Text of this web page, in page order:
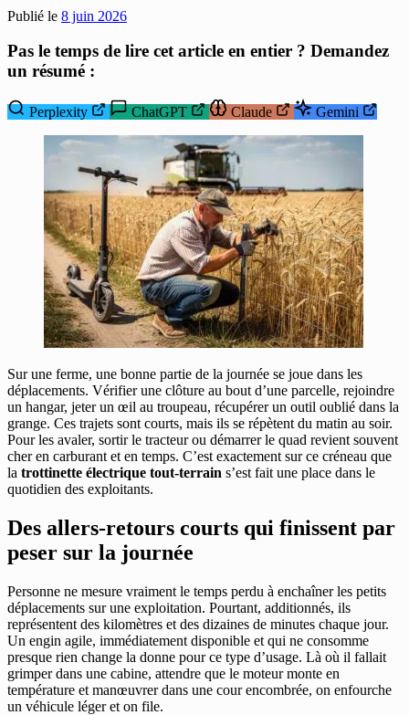
Publié le 8 juin 2026
Pas le temps de lire cet article en entier ? Demandez
un résumé :
Perplexity ChatGPT Claude Gemini
Sur une ferme, une bonne partie de la journée se joue dans les
déplacements. Vérifier une clôture au bout d’une parcelle, rejoindre
un hangar, jeter un œil au troupeau, récupérer un outil oublié dans la
grange. Ces trajets sont courts, mais ils se répètent du matin au soir.
Pour les avaler, sortir le tracteur ou démarrer le quad revient souvent
cher en carburant et en temps. C’est exactement sur ce créneau que
la trottinette électrique tout-terrain s’est fait une place dans le
quotidien des exploitants.
Des allers-retours courts qui finissent par
peser sur la journée
Personne ne mesure vraiment le temps perdu à enchaîner les petits
déplacements sur une exploitation. Pourtant, additionnés, ils
représentent des kilomètres et des dizaines de minutes chaque jour.
Un engin agile, immédiatement disponible et qui ne consomme
presque rien change la donne pour ce type d’usage. Là où il fallait
grimper dans une cabine, attendre que le moteur monte en
température et manœuvrer dans une cour encombrée, on enfourche
un véhicule léger et on file.